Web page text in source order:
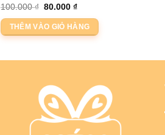
100.000₫ Giá
là:
100.000 ₫.
80.000₫Giá
tại
là:
80.000 ₫.
THÊM VÀO GIỎ HÀNG